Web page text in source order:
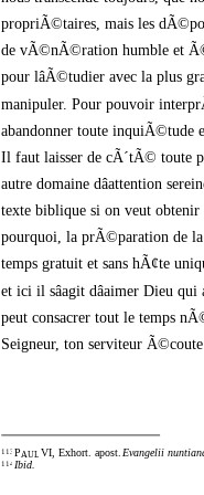
propriÃ©taires, mais les
de vÃ©nÃ©ration humble et
pour lâÃ©tudier avec la plus
manipuler. Pour pouvoir
abandonner toute inquiÃ©tude
Il faut laisser de cÃ´tÃ© toute
autre domaine dâattention
texte biblique si on veut obtenir
pourquoi, la prÃ©paration de la
temps gratuit et sans hÃ¢te
et ici il sâagit dâaimer Dieu
peut consacrer tout le temps
Seigneur, ton serviteur
113 PAUL VI, Exhort. apost. Evangelii
114 Ibid.